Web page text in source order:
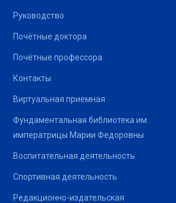
Руководство
Почётные доктора
Почётные профессора
Контакты
Виртуальная приемная
Фундаментальная библиотека им.
императрицы Марии Федоровны
Воспитательная деятельность
Спортивная деятельность
Редакционно-издательская